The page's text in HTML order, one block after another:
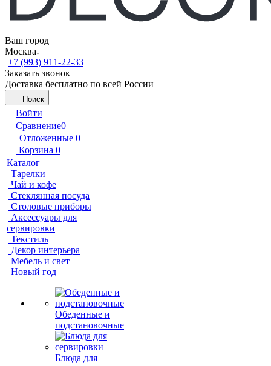
Ваш город
Москва
+7 (993) 911-22-33
Заказать звонок
Доставка бесплатно по всей России
Поиск
Войти
Сравнение0
Отложенные 0
Корзина 0
Каталог
Тарелки
Чай и кофе
Стеклянная посуда
Столовые приборы
Аксессуары для
сервировки
Текстиль
Декор интерьера
Мебель и свет
Новый год
Обеденные и
подстановочные
Блюда для